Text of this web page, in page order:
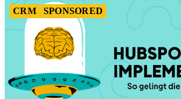
CRM SPONSORED